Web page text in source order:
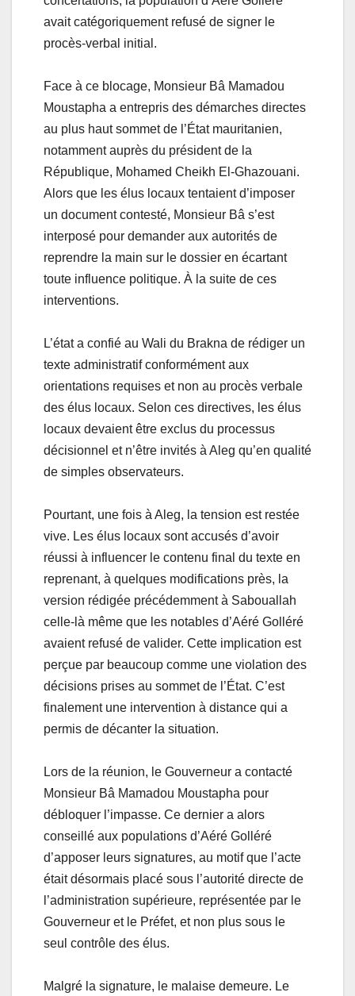
avait catégoriquement refusé de signer le
procès-verbal initial.
Face à ce blocage, Monsieur Bâ Mamadou
Moustapha a entrepris des démarches directes
au plus haut sommet de l’État mauritanien,
notamment auprès du président de la
République, Mohamed Cheikh El-Ghazouani.
Alors que les élus locaux tentaient d’imposer
un document contesté, Monsieur Bâ s’est
interposé pour demander aux autorités de
reprendre la main sur le dossier en écartant
toute influence politique. À la suite de ces
interventions.
L’état a confié au Wali du Brakna de rédiger un
texte administratif conformément aux
orientations requises et non au procès verbale
des élus locaux. Selon ces directives, les élus
locaux devaient être exclus du processus
décisionnel et n’être invités à Aleg qu’en qualité
de simples observateurs.
Pourtant, une fois à Aleg, la tension est restée
vive. Les élus locaux sont accusés d’avoir
réussi à influencer le contenu final du texte en
reprenant, à quelques modifications près, la
version rédigée précédemment à Sabouallah
celle-là même que les notables d’Aéré Golléré
avaient refusé de valider. Cette implication est
perçue par beaucoup comme une violation des
décisions prises au sommet de l’État. C’est
finalement une intervention à distance qui a
permis de décanter la situation.
Lors de la réunion, le Gouverneur a contacté
Monsieur Bâ Mamadou Moustapha pour
débloquer l’impasse. Ce dernier a alors
conseillé aux populations d’Aéré Golléré
d’apposer leurs signatures, au motif que l’acte
était désormais placé sous l’autorité directe de
l’administration supérieure, représentée par le
Gouverneur et le Préfet, et non plus sous le
seul contrôle des élus.
Malgré la signature, le malaise demeure. Le